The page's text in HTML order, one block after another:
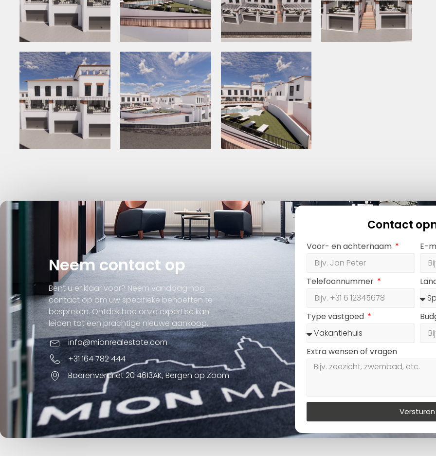
Neem contact op
Bent u er klaar voor? Neem vandaag nog
contact op om uw specifieke behoeften te
bespreken. Ontdek hoe onze expertise kan
leiden tot een prachtige nieuwe aankoop.
info@mionrealestate.com
+31 164 782 444
Boerenverdriet 20 4613AK, Bergen op Zoom
Contact
Voor- en achternaam E-
Telefoonnummer
Type vastgoed
Extra wensen of vragen
Versturen